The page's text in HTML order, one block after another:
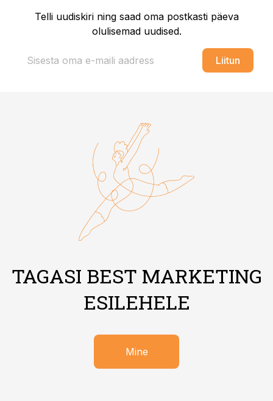
Telli uudiskiri ning saad oma postkasti päeva
olulisemad uudised.
Liitun
TAGASI BEST MARKETING
ESILEHELE
Mine